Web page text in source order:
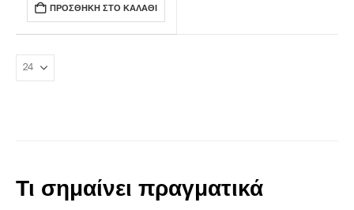
ΠΡΟΣΘΉΚΗ ΣΤΟ ΚΑΛΆΘΙ
Τι σημαίνει πραγματικά